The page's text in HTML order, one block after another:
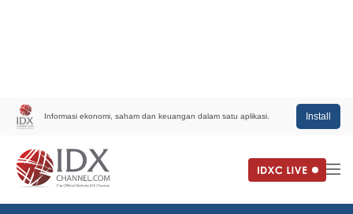
Informasi ekonomi, saham dan keuangan dalam satu aplikasi. Install